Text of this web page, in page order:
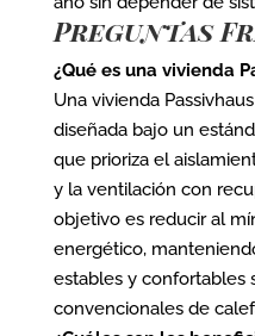
Preguntas
¿Qué es una vivienda
Una vivienda
diseñada bajo un
que prioriza el
y la ventilación con
objetivo es reducir al
energético,
estables y confortables
convencionales de